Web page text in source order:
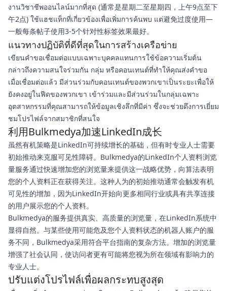
งานวิชาชีพออนไลน์มากที่สุด (通常是星期二至星期四，上午9点至下
午2点) ใช้แฮชแท็กที่เกี่ยวข้องเพื่อเพิ่มการค้นพบ แต่避免过度使用—
一般每条帖子使用3-5个针对性标签效果最好。
แนวทางปฏิบัติที่ดีที่สุดในการสร้างเครือข่าย
เขียนคำขอเชื่อมต่อแบบเฉพาะบุคคลแทนการใช้ข้อความเริ่มต้น
กล่าวถึงความสนใจร่วมกัน กลุ่ม หรือคอนเทนต์ที่ทำให้คุณส่งคำขอ
เมื่อเชื่อมต่อแล้ว มีส่วนร่วมกับคอนเทนต์ของพวกเขาเป็นระยะเพื่อให้
ยังคงอยู่ในฟีดของพวกเขา เข้าร่วมและมีส่วนร่วมในกลุ่มเฉพาะ
อุตสาหกรรมที่คุณสามารถให้ข้อมูลเชิงลึกที่มีค่า ซึ่งจะช่วยดึงการเยี่ยม
ชมโปรไฟล์จากสมาชิกที่สนใจ
利用Bulkmedya加速LinkedIn成长
虽然有机策略是LinkedIn可持续增长的基础，但有时专业人士需要
初始推动来克服可见性障碍。Bulkmedya的LinkedIn个人资料浏览
量服务通过快速增加您的浏览量来提供这一战略优势，向算法表明
您的个人资料正在获得关注。这种人为的初始推动通常会触发有机
可见性的增加，因为LinkedIn开始向更多相同行业或具有共享连接
的用户展示您的个人资料。
Bulkmedya的服务提供真实、高质量的浏览量，在LinkedIn系统中
显得自然。与某些使用可能危及您个人资料状态的机器人账户的服
务不同，Bulkmedya采用符合平台指南的复杂方法。增加的浏览量
增强了社会认同，使访问者更有可能将您视为所在领域有影响力的
专业人士。
ปรับแต่งโปรไฟล์เพื่อผลกระทบสูงสุด